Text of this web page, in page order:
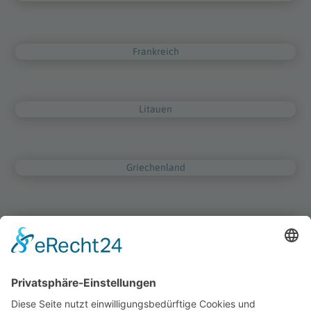
Frankreich
Litauen
Griechenland
Irland